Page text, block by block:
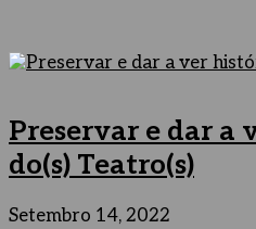
Preservar e dar a
do(s) Teatro(s)
Setembro 14, 2022